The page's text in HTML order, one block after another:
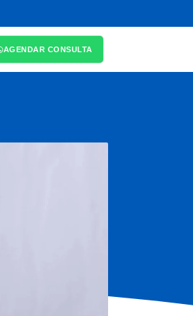
AGENDAR CONSULTA